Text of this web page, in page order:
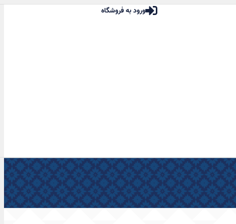
ورود به فروشگاه